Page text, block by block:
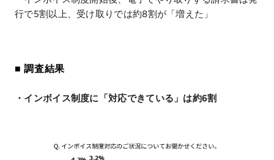
行で5割以上、受け取りでは約8割が「増えた」
■ 調査結果
・インボイス制度に「対応できている」は約6割